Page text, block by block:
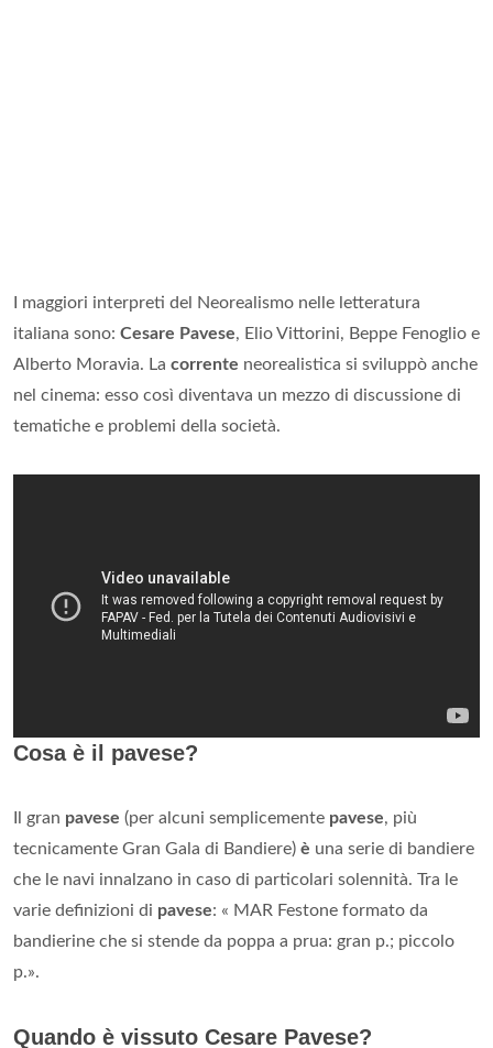
I maggiori interpreti del Neorealismo nelle letteratura
italiana sono: Cesare Pavese, Elio Vittorini, Beppe Fenoglio e
Alberto Moravia. La corrente neorealistica si sviluppò anche
nel cinema: esso così diventava un mezzo di discussione di
tematiche e problemi della società.
Cosa è il pavese?
Il gran pavese (per alcuni semplicemente pavese, più
tecnicamente Gran Gala di Bandiere) è una serie di bandiere
che le navi innalzano in caso di particolari solennità. Tra le
varie definizioni di pavese: « MAR Festone formato da
bandierine che si stende da poppa a prua: gran p.; piccolo
p.».
Quando è vissuto Cesare Pavese?